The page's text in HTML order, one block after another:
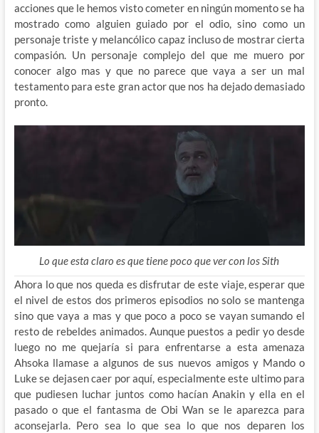
acciones que le hemos visto cometer en ningún momento se ha
mostrado como alguien guiado por el odio, sino como un
personaje triste y melancólico capaz incluso de mostrar cierta
compasión. Un personaje complejo del que me muero por
conocer algo mas y que no parece que vaya a ser un mal
testamento para este gran actor que nos ha dejado demasiado
pronto.
Lo que esta claro es que tiene poco que ver con los Sith
Ahora lo que nos queda es disfrutar de este viaje, esperar que
el nivel de estos dos primeros episodios no solo se mantenga
sino que vaya a mas y que poco a poco se vayan sumando el
resto de rebeldes animados. Aunque puestos a pedir yo desde
luego no me quejaría si para enfrentarse a esta amenaza
Ahsoka llamase a algunos de sus nuevos amigos y Mando o
Luke se dejasen caer por aquí, especialmente este ultimo para
que pudiesen luchar juntos como hacían Anakin y ella en el
pasado o que el fantasma de Obi Wan se le aparezca para
aconsejarla. Pero sea lo que sea lo que nos deparen los